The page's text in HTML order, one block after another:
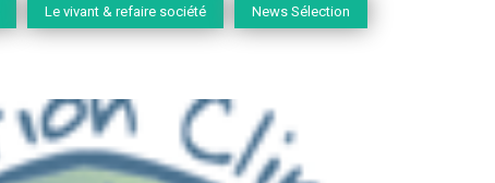
Le vivant & refaire société News Sélection